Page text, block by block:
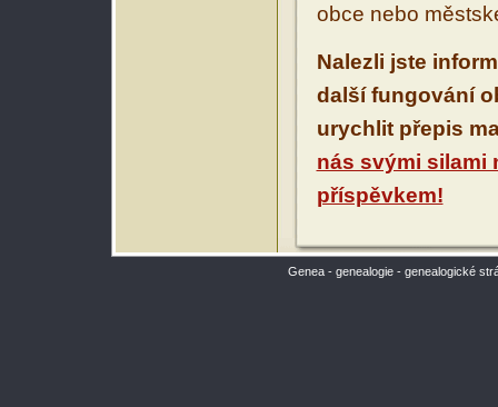
obce nebo
Nalezli jste
další fungování
urychlit přepis
nás svými silami
příspěvkem!
Genea - genealogie - genealogické